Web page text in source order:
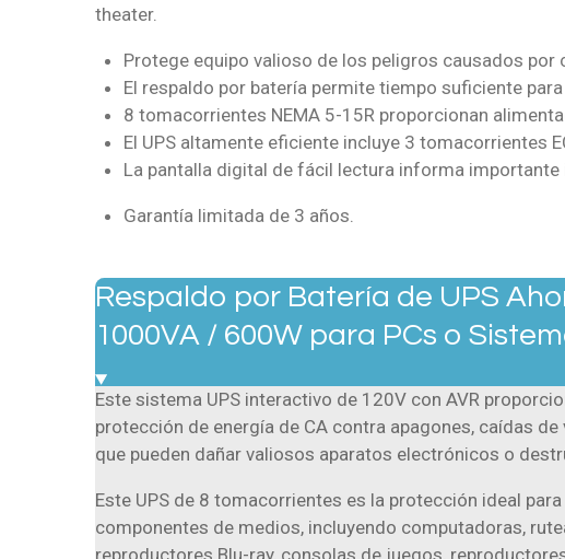
theater.
Protege equipo valioso de los peligros causados
El respaldo por batería permite tiempo suficiente
8 tomacorrientes NEMA 5-15R proporcionan
El UPS altamente eficiente incluye 3 tomacorrientes
La pantalla digital de fácil lectura informa
Garantía limitada de 3 años.
Respaldo por Batería de UPS
1000VA / 600W para PCs o
Este sistema UPS interactivo de 120V con AVR
protección de energía de CA contra apagones, caídas
que pueden dañar valiosos aparatos electrónicos o
Este UPS de 8 tomacorrientes es la protección ideal
componentes de medios, incluyendo computadoras,
reproductores Blu-ray, consolas de juegos,